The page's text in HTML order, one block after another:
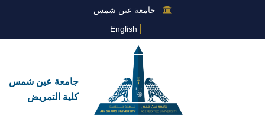
جامعة عين شمس
English
جامعة عين شمس
كلية التمريض